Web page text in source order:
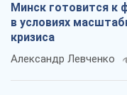
Минск готовится к
в условиях
кризиса
Александр Левченко